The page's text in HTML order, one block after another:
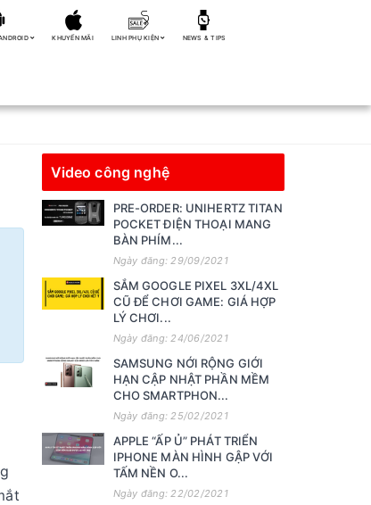
KHUYẾN MÃI LINH PHỤ KIỆN NEWS & TIPS
Video công nghệ
PRE-ORDER: UNIHERTZ TITAN
POCKET ĐIỆN THOẠI MANG
BÀN PHÍM...
Ngày đăng: 29/09/2021
SẮM GOOGLE PIXEL 3XL/4XL
CŨ ĐỂ CHƠI GAME: GIÁ HỢP
LÝ CHƠI...
Ngày đăng: 24/06/2021
SAMSUNG NỚI RỘNG GIỚI
HẠN CẬP NHẬT PHẦN MỀM
CHO SMARTPHON...
Ngày đăng: 25/02/2021
APPLE “ẤP Ủ” PHÁT TRIỂN
IPHONE MÀN HÌNH GẬP VỚI
TẤM NỀN O...
Ngày đăng: 22/02/2021